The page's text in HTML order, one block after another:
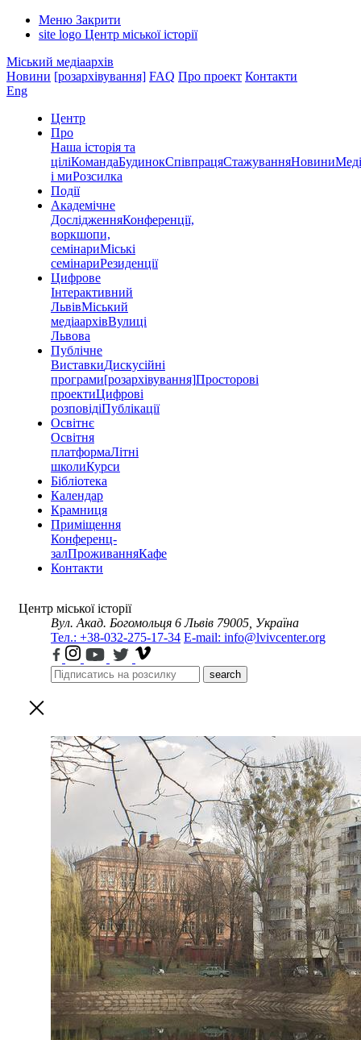
Меню Закрити
site logo Центр міської історії
Міський медіаархів
Новини [розархівування] FAQ Про проект Контакти
Eng
Центр
Про
Наша історія та
ціліКомандаБудинокСпівпрацяСтажуванняНовини
і миРозсилка
Події
Академічне
ДослідженняКонференції,
воркшопи,
семінариМіські
семінариРезиденції
Цифрове
Інтерактивний
ЛьвівМіський
медіаархівВулиці
Львова
Публічне
ВиставкиДискусійні
програми[розархівування]Просторові
проектиЦифрові
розповідіПублікації
Освітнє
Освітня
платформаЛітні
школиКурси
Бібліотека
Календар
Крамниця
Приміщення
Конференц-
залПроживанняКафе
Контакти
Центр міської історії
Вул. Акад. Богомольця 6 Львів 79005, Україна
Тел.: +38-032-275-17-34 E-mail: info@lvivcenter.org
search